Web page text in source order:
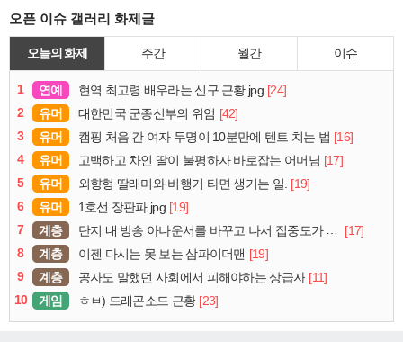
오픈 이슈 갤러리 화제글
오늘의 화제 주간 월간 이슈
1 연예 현역 최고령 배우라는 신구 근황.jpg [24]
2
유머 대한민국 군종신부의 위엄 [42]
3
유머 캠핑 처음 간 여자 두명이 10분만에 텐트 치는 법 [16]
4
유머 고백하고 차인 딸이 불평하자 바로잡는 어머님 [17]
5
유머 외향형 딸래미와 비행기 타면 생기는 일. [19]
6
유머 1호선 장판파.jpg [19]
7
계층 단지 내 방송 아나운서를 바꾸고 나서 집중도가 확 올라갔다는 한 아파트의 안내방송
[17]
8
계층 이젠 다시는 못 보는 삼파이더맨 [19]
9
계층 공자도 말했던 사회에서 피해야하는 상급자 [11]
10
게임 ㅎㅂ) 드래곤소드 근황 [23]